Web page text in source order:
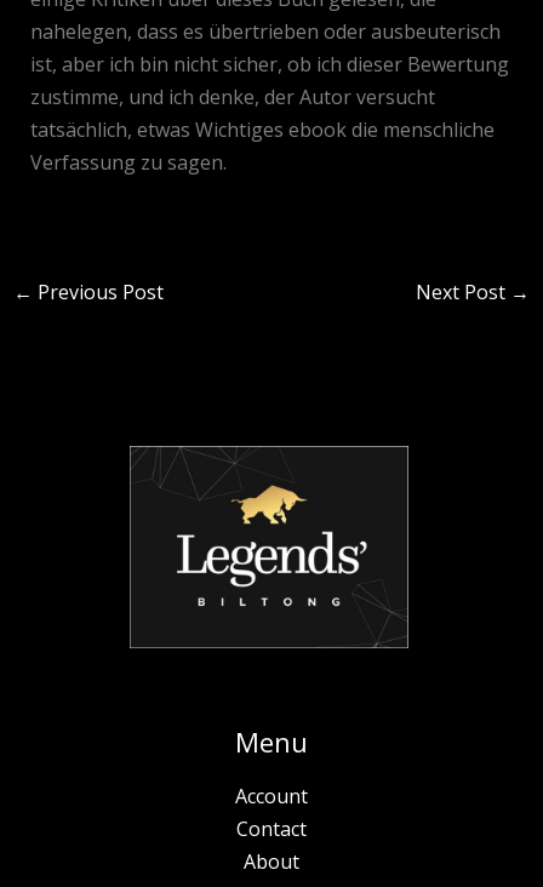
nahelegen, dass es übertrieben oder ausbeuterisch
ist, aber ich bin nicht sicher, ob ich dieser Bewertung
zustimme, und ich denke, der Autor versucht
tatsächlich, etwas Wichtiges ebook die menschliche
Verfassung zu sagen.
← Previous Post Next Post →
Menu
Account
Contact
About